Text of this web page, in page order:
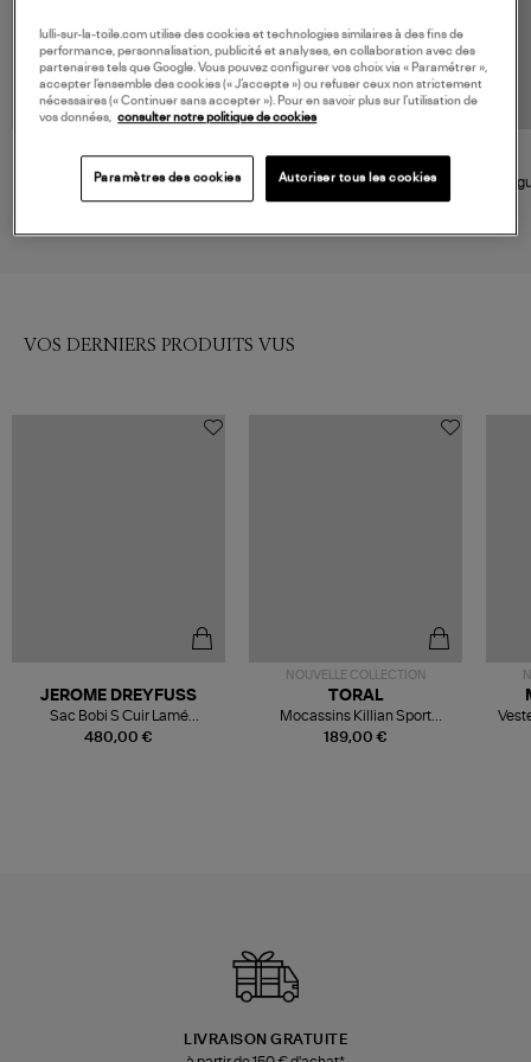
1 290,00 €
VANRYCKE
Bague Massaï Diamants Or
Rose
790,00 €
Bague Stardust 3 Diamants Or
Rose
VOS DERNIERS PRODUITS VUS
480,00 €
JEROME DREYFUSS
Sac Bobi S Cuir Lamé
Champagne
NOUVELLE COLLECTION
189,00 €
TORAL
Mocassins Killian Sport
Mousse
LIVRAISON GRATUITE
lulli-sur-la-toile.com utilise des cookies et technologies similaires à des fins de
performance, personnalisation, publicité et analyses, en collaboration avec des
partenaires tels que Google. Vous pouvez configurer vos choix via « Paramétrer »,
accepter l’ensemble des cookies (« J’accepte ») ou refuser ceux non strictement
nécessaires (« Continuer sans accepter »). Pour en savoir plus sur l’utilisation de
vos données, consulter notre politique de cookies
Paramètres des cookies Autoriser tous les cookies